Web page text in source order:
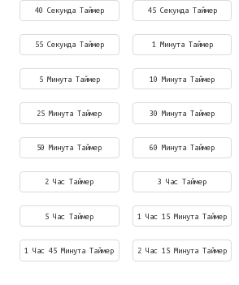
40 Секунда Таймер 45 Секунда Таймер
55 Секунда Таймер 1 Минута Таймер
5 Минута Таймер 10 Минута Таймер
25 Минута Таймер 30 Минута Таймер
50 Минута Таймер 60 Минута Таймер
2 Час Таймер 3 Час Таймер
5 Час Таймер 1 Час 15 Минута Таймер
1 Час 45 Минута Таймер 2 Час 15 Минута Таймер